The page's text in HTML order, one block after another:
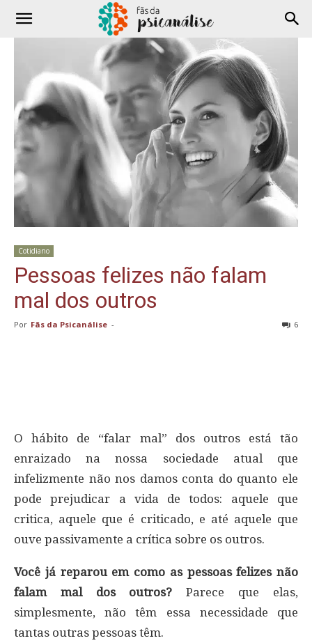
Cotidiano
Pessoas felizes não falam
mal dos outros
Por Fãs da Psicanálise - 6
O hábito de “falar mal” dos outros está tão
enraizado na nossa sociedade atual que
infelizmente não nos damos conta do quanto ele
pode prejudicar a vida de todos: aquele que
critica, aquele que é criticado, e até aquele que
ouve passivamente a crítica sobre os outros.
Você já reparou em como as pessoas felizes não
falam mal dos outros? Parece que elas,
simplesmente, não têm essa necessidade que
tantas outras pessoas têm.